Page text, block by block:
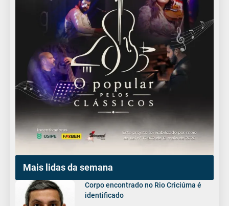
Mais lidas da semana
Corpo encontrado no Rio Criciúma é
identificado